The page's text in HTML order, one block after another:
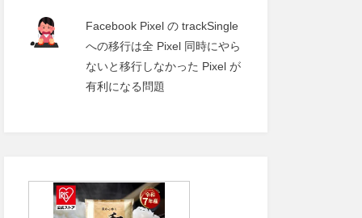
Facebook Pixel の trackSingle
への移行は全 Pixel 同時にやら
ないと移行しなかった Pixel が
有利になる問題